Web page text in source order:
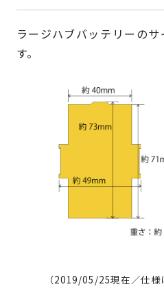
ラージハブバッテリーの
す。
（2019/05/25現在／仕